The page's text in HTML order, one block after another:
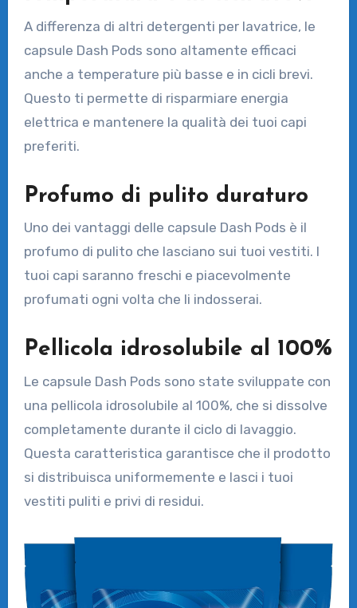
A differenza di altri detergenti per lavatrice, le
capsule Dash Pods sono altamente efficaci
anche a temperature più basse e in cicli brevi.
Questo ti permette di risparmiare energia
elettrica e mantenere la qualità dei tuoi capi
preferiti.
Profumo di pulito duraturo
Uno dei vantaggi delle capsule Dash Pods è il
profumo di pulito che lasciano sui tuoi vestiti. I
tuoi capi saranno freschi e piacevolmente
profumati ogni volta che li indosserai.
Pellicola idrosolubile al 100%
Le capsule Dash Pods sono state sviluppate con
una pellicola idrosolubile al 100%, che si dissolve
completamente durante il ciclo di lavaggio.
Questa caratteristica garantisce che il prodotto
si distribuisca uniformemente e lasci i tuoi
vestiti puliti e privi di residui.